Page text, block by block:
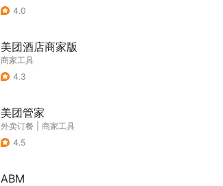
4.0
美团酒店商家版
商家工具
4.3
美团管家
外卖订餐
商家工具
4.5
ABM